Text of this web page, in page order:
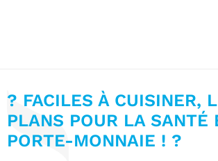
? FACILES À CUISINER,
PLANS POUR LA SANTÉ
PORTE-MONNAIE ! ?